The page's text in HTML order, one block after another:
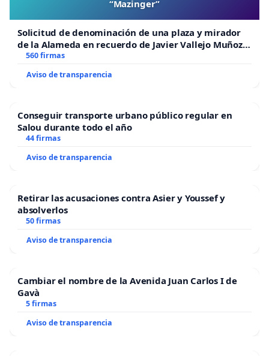
“Mazinger”
Solicitud de denominación de una plaza y mirador
de la Alameda en recuerdo de Javier Vallejo Muñoz
“Mazinger”
560 firmas
Aviso de transparencia
Conseguir transporte urbano público regular en
Salou durante todo el año
44 firmas
Aviso de transparencia
Retirar las acusaciones contra Asier y Youssef y
absolverlos
50 firmas
Aviso de transparencia
Cambiar el nombre de la Avenida Juan Carlos I de
Gavà
5 firmas
Aviso de transparencia